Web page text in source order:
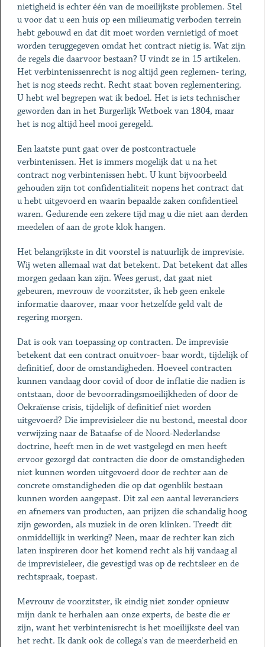
nietigheid is echter één van de moeilijkste problemen. Stel
u voor dat u een huis op een milieumatig verboden terrein
hebt gebouwd en dat dit moet worden vernietigd of moet
worden teruggegeven omdat het contract nietig is. Wat zijn
de regels die daarvoor bestaan? U vindt ze in 15 artikelen.
Het verbintenissenrecht is nog altijd geen reglemen- tering,
het is nog steeds recht. Recht staat boven reglementering.
U hebt wel begrepen wat ik bedoel. Het is iets technischer
geworden dan in het Burgerlijk Wetboek van 1804, maar
het is nog altijd heel mooi geregeld.
Een laatste punt gaat over de postcontractuele
verbintenissen. Het is immers mogelijk dat u na het
contract nog verbintenissen hebt. U kunt bijvoorbeeld
gehouden zijn tot confidentialiteit nopens het contract dat
u hebt uitgevoerd en waarin bepaalde zaken confidentieel
waren. Gedurende een zekere tijd mag u die niet aan derden
meedelen of aan de grote klok hangen.
Het belangrijkste in dit voorstel is natuurlijk de imprevisie.
Wij weten allemaal wat dat betekent. Dat betekent dat alles
morgen gedaan kan zijn. Wees gerust, dat gaat niet
gebeuren, mevrouw de voorzitster, ik heb geen enkele
informatie daarover, maar voor hetzelfde geld valt de
regering morgen.
Dat is ook van toepassing op contracten. De imprevisie
betekent dat een contract onuitvoer- baar wordt, tijdelijk of
definitief, door de omstandigheden. Hoeveel contracten
kunnen vandaag door covid of door de inflatie die nadien is
ontstaan, door de bevoorradingsmoeilijkheden of door de
Oekraïense crisis, tijdelijk of definitief niet worden
uitgevoerd? Die imprevisieleer die nu bestond, meestal door
verwijzing naar de Bataafse of de Noord-Nederlandse
doctrine, heeft men in de wet vastgelegd en men heeft
ervoor gezorgd dat contracten die door de omstandigheden
niet kunnen worden uitgevoerd door de rechter aan de
concrete omstandigheden die op dat ogenblik bestaan
kunnen worden aangepast. Dit zal een aantal leveranciers
en afnemers van producten, aan prijzen die schandalig hoog
zijn geworden, als muziek in de oren klinken. Treedt dit
onmiddellijk in werking? Neen, maar de rechter kan zich
laten inspireren door het komend recht als hij vandaag al
de imprevisieleer, die gevestigd was op de rechtsleer en de
rechtspraak, toepast.
Mevrouw de voorzitster, ik eindig niet zonder opnieuw
mijn dank te herhalen aan onze experts, de beste die er
zijn, want het verbintenisrecht is het moeilijkste deel van
het recht. Ik dank ook de collega's van de meerderheid en